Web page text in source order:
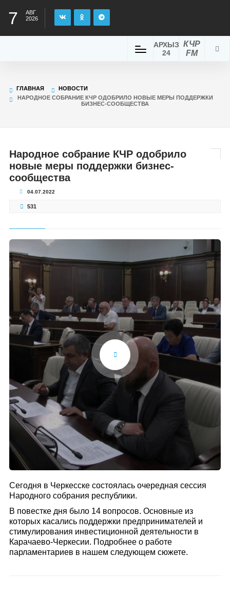
7
АВГ
2026
КЧР
FM
АРХЫЗ
24
ГЛАВНАЯ
НОВОСТИ
НАРОДНОЕ СОБРАНИЕ КЧР ОДОБРИЛО НОВЫЕ МЕРЫ ПОДДЕРЖКИ
БИЗНЕС-СООБЩЕСТВА
Народное собрание КЧР одобрило
новые меры поддержки бизнес-
сообщества
04.07.2022
531
Сегодня в Черкесске состоялась очередная сессия
Народного собрания республики.
В повестке дня было 14 вопросов. Основные из
которых касались поддержки предпринимателей и
стимулирования инвестиционной деятельности в
Карачаево-Черкесии. Подробнее о работе
парламентариев в нашем следующем сюжете.